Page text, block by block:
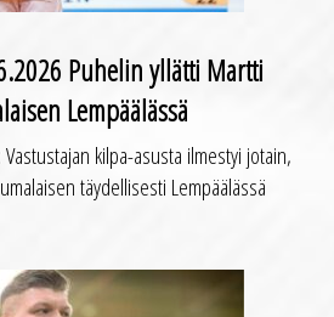
Puhelin yllätti Martti
Lempäälässä
kilpa-asusta ilmestyi jotain,
täydellisesti Lempäälässä